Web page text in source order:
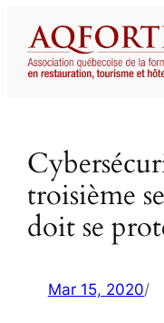
contenu
troisième
doit se
Mar 15, 2020/